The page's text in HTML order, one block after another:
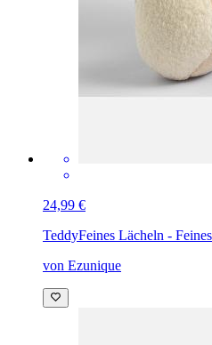
24,99 €
TeddyFeines Lächeln -
von Ezunique